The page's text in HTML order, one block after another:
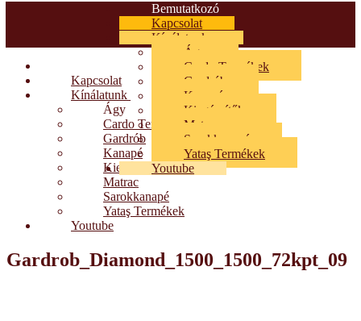
Bemutatkozó
Kapcsolat
Kínálatunk
Ágy
Cardo Termékek
Gardrób
Kanapé
Kiegészítők
Matrac
Sarokkanapé
Yataş Termékek
Youtube
Bemutatkozó
Kapcsolat
Kínálatunk
Ágy
Cardo Termékek
Gardrób
Kanapé
Kiegészítők
Matrac
Sarokkanapé
Yataş Termékek
Youtube
Gardrob_Diamond_1500_1500_72kpt_09